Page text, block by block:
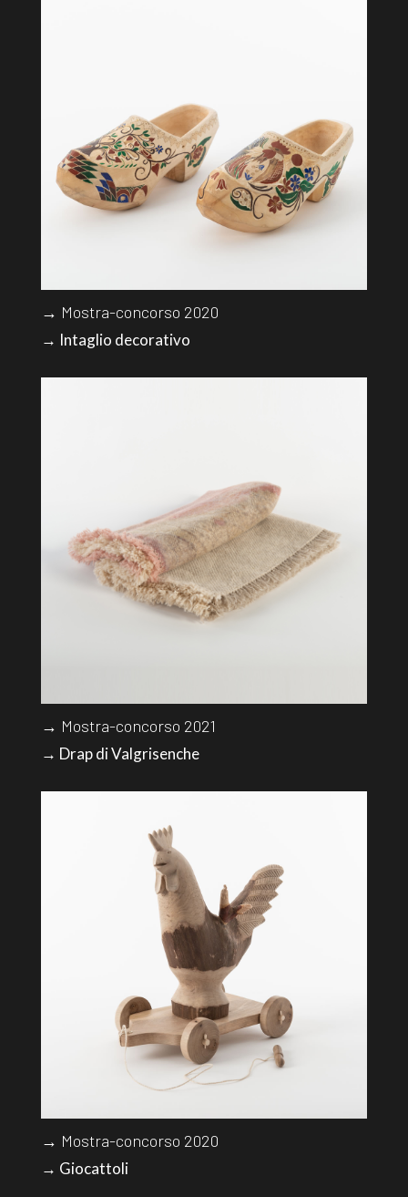
→ Mostra-concorso 2020
→ Intaglio decorativo
→ Mostra-concorso 2021
→ Drap di Valgrisenche
→ Mostra-concorso 2020
→ Giocattoli